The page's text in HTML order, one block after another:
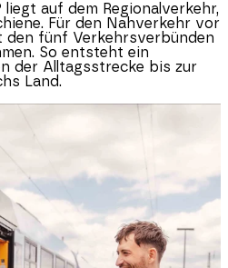
liegt auf dem Regionalverkehr,
Für den Nahverkehr vor
fünf Verkehrsverbünden
So entsteht ein
der Alltagsstrecke bis zur
Land.